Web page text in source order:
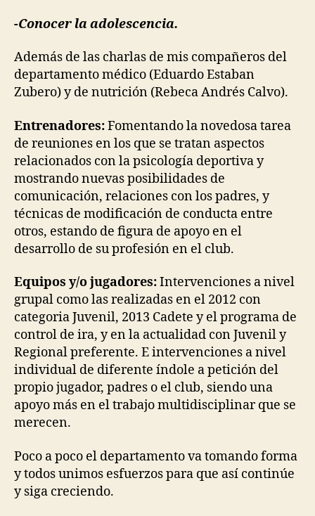
-Conocer la adolescencia.
Además de las charlas de mis compañeros del
departamento médico (Eduardo Estaban
Zubero) y de nutrición (Rebeca Andrés Calvo).
Entrenadores:Fomentando la novedosa tarea
de reuniones en los que se tratan aspectos
relacionados con la psicología deportiva y
mostrando nuevas posibilidades de
comunicación, relaciones con los padres, y
técnicas de modificación de conducta entre
otros, estando de figura de apoyo en el
desarrollo de su profesión en el club.
Equipos y/o jugadores:Intervenciones a nivel
grupal como las realizadas en el 2012 con
categoria Juvenil, 2013 Cadete y el programa de
control de ira, y en la actualidad con Juvenil y
Regional preferente. E intervenciones a nivel
individual de diferente índole a petición del
propio jugador, padres o el club, siendo una
apoyo más en el trabajo multidisciplinar que se
merecen.
Poco a poco el departamento va tomando forma
y todos unimos esfuerzos para que así continúe
y siga creciendo.